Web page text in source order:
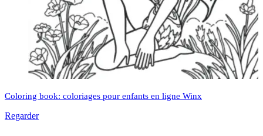
Coloring book: coloriages pour enfants en ligne Winx
Regarder